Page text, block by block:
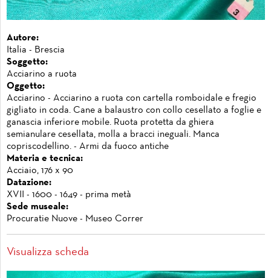
Autore:
Italia - Brescia
Soggetto:
Acciarino a ruota
Oggetto:
Acciarino - Acciarino a ruota con cartella romboidale e fregio
gigliato in coda. Cane a balaustro con collo cesellato a foglie e
ganascia inferiore mobile. Ruota protetta da ghiera
semianulare cesellata, molla a bracci ineguali. Manca
copriscodellino. - Armi da fuoco antiche
Materia e tecnica:
Acciaio, 176 x 90
Datazione:
XVII - 1600 - 1649 - prima metà
Sede museale:
Procuratie Nuove - Museo Correr
Visualizza scheda